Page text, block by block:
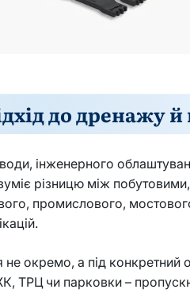
до дренажу й
інженерного
різницю між
промислового,
окремо, а під конкретний
чи парковки – пропускна